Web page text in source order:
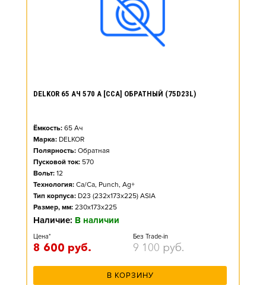
DELKOR 65 АЧ 570 А [CCA] ОБРАТНЫЙ (75D23L)
Ёмкость: 65 Ач
Марка: DELKOR
Полярность: Обратная
Пусковой ток: 570
Вольт: 12
Технология: Ca/Ca, Punch, Ag+
Тип корпуса: D23 (232x173x225) ASIA
Размер, мм: 230x173x225
Наличие: В наличии
Цена*
8 600 руб.
Без Trade-in
9 100 руб.
В КОРЗИНУ